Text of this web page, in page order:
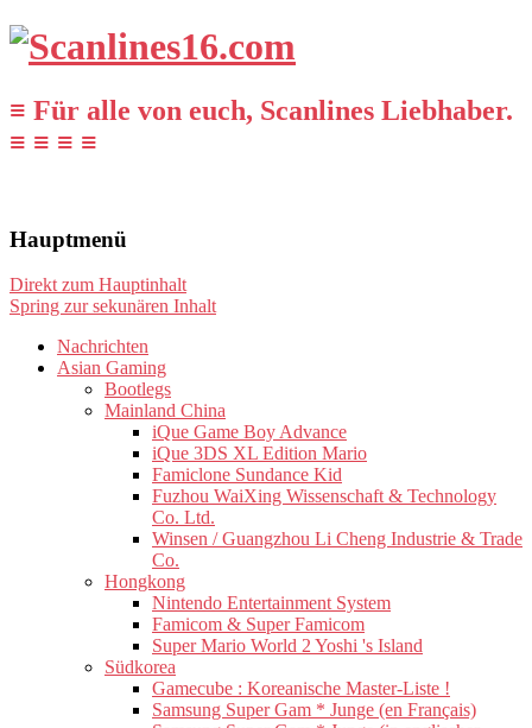
≡ Für alle von euch, Scanlines Liebhaber.
≡ ≡ ≡ ≡
Hauptmenü
Direkt zum Hauptinhalt
Spring zur sekunären Inhalt
Nachrichten
Asian Gaming
Bootlegs
Mainland China
iQue Game Boy Advance
iQue 3DS XL Edition Mario
Famiclone Sundance Kid
Fuzhou WaiXing Wissenschaft & Technology
Co. Ltd.
Winsen / Guangzhou Li Cheng Industrie & Trade
Co.
Hongkong
Nintendo Entertainment System
Famicom & Super Famicom
Super Mario World 2 Yoshi 's Island
Südkorea
Gamecube : Koreanische Master-Liste !
Samsung Super Gam * Junge (en Français)